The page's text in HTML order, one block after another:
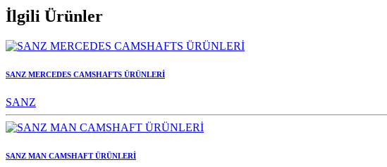
İlgili Ürünler
SANZ MERCEDES CAMSHAFTS ÜRÜNLERİ
SANZ
SANZ MAN CAMSHAFT ÜRÜNLERİ